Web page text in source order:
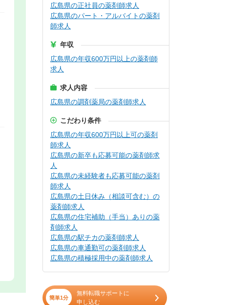
広島県の正社員の薬剤師求人
広島県のパート・アルバイトの薬剤
師求人
年収
広島県の年収600万円以上の薬剤師
求人
求人内容
広島県の調剤薬局の薬剤師求人
こだわり条件
広島県の年収600万円以上可の薬剤
師求人
広島県の新卒も応募可能の薬剤師求
人
広島県の未経験者も応募可能の薬剤
師求人
広島県の土日休み（相談可含む）の
薬剤師求人
広島県の住宅補助（手当）ありの薬
剤師求人
広島県の駅チカの薬剤師求人
広島県の車通勤可の薬剤師求人
広島県の積極採用中の薬剤師求人
簡単1分
無料転職サポートに
申し込む